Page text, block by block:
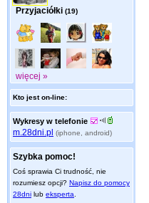
Przyjaciółki (19)
więcej »
Kto jest on-line:
Wykresy w telefonie
m.28dni.pl (iphone, android)
Szybka pomoc!
Coś sprawia Ci trudność, nie
rozumiesz opcji? Napisz do pomocy
28dni lub eksperta